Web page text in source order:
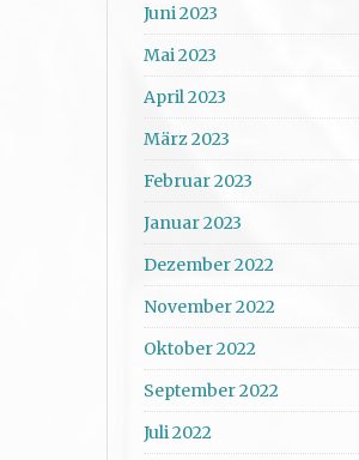
Juni 2023
Mai 2023
April 2023
März 2023
Februar 2023
Januar 2023
Dezember 2022
November 2022
Oktober 2022
September 2022
Juli 2022